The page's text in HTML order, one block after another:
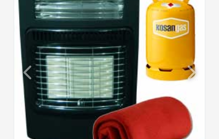
Previous Next